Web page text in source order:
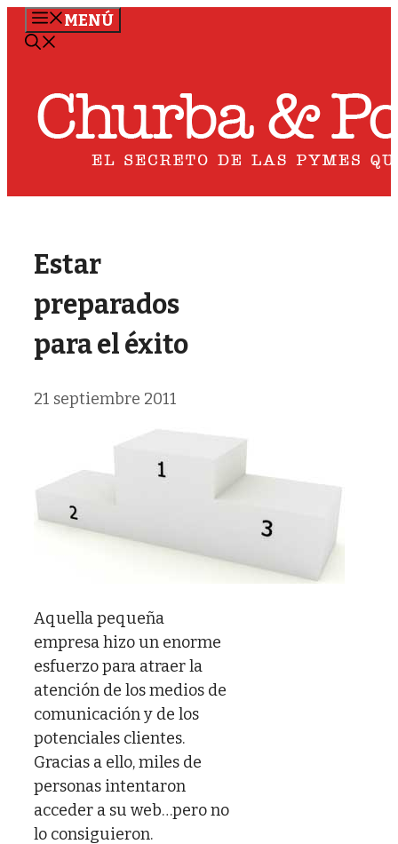
Saltar
MENÚ
Estar
preparados
para el éxito
21 septiembre 2011
Aquella pequeña
empresa hizo un enorme
esfuerzo para atraer la
atención de los medios de
comunicación y de los
potenciales clientes.
Gracias a ello, miles de
personas intentaron
acceder a su web…pero no
lo consiguieron.